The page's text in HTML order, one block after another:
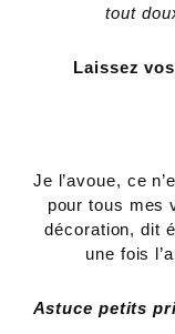
tout
Laissez
Je l’avoue, ce
pour tous mes
décoration, dit
une fois
Astuce petits